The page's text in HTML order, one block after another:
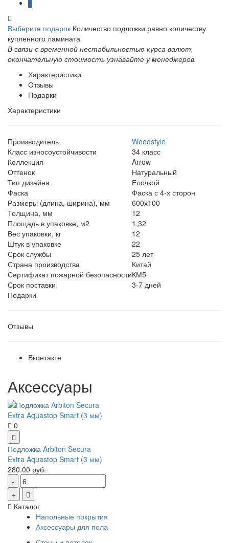
Выберите подарок Количество подложки равно количеству
купленного ламината
В связи с временной нестабильностью курса валют,
окончательную стоимость узнавайте у менеджеров.
Характеристики
Отзывы
Подарки
Характеристики
Производитель
Woodstyle
Класс износоустойчивости
34 класс
Коллекция
Arrow
Оттенок
Натуральный
Тип дизайна
Елочкой
Фаска
Фаска с 4-х сторон
Размеры (длина, ширина), мм
600х100
Толщина, мм
12
Площадь в упаковке, м2
1,32
Вес упаковки, кг
12
Штук в упаковке
22
Срок службы
25 лет
Страна производства
Китай
Сертификат пожарной безопасностиКМ5
Срок поставки
3-7 дней
Подарки
Отзывы
Вконтакте
Аксессуары
0
Подложка Arbiton Secura
Extra Aquastop Smart (3 мм)
280.00 руб.
Каталог
Напольные покрытия
Аксессуары для пола